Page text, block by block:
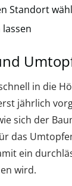
Standort
in die
jährlich
sich der
das
ein
wird.